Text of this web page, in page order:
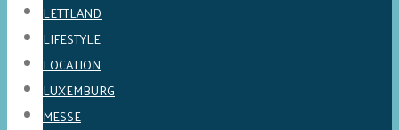
LETTLAND
LIFESTYLE
LOCATION
LUXEMBURG
MESSE